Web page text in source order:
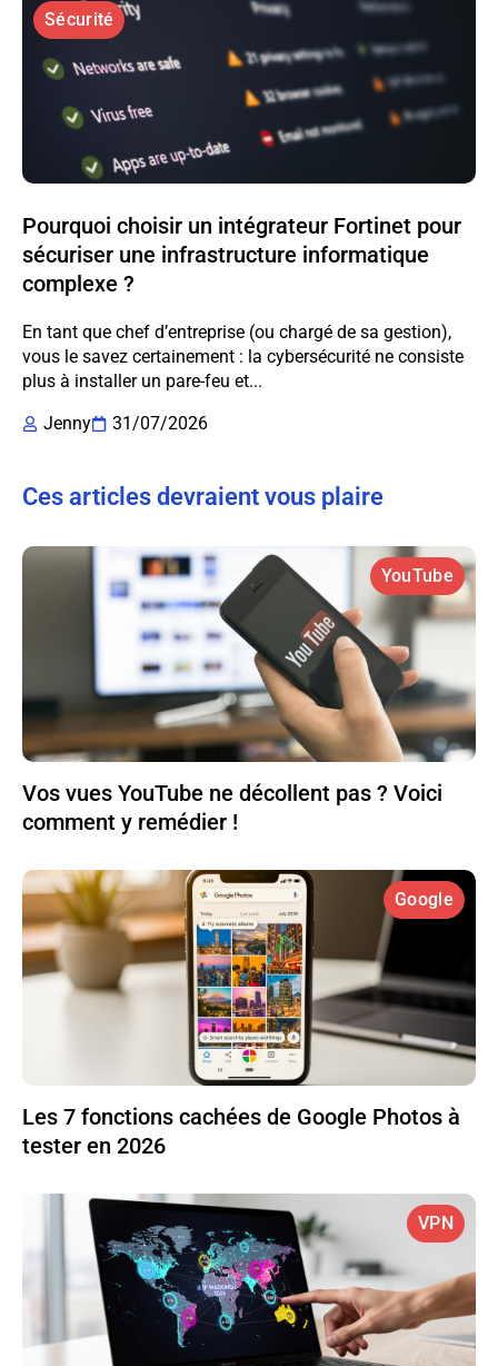
Sécurité
Pourquoi choisir un intégrateur Fortinet pour
sécuriser une infrastructure informatique
complexe ?
En tant que chef d’entreprise (ou chargé de sa gestion),
vous le savez certainement : la cybersécurité ne consiste
plus à installer un pare-feu et...
Jenny
31/07/2026
Ces articles devraient vous plaire
YouTube
Vos vues YouTube ne décollent pas ? Voici
comment y remédier !
Google
Les 7 fonctions cachées de Google Photos à
tester en 2026
VPN